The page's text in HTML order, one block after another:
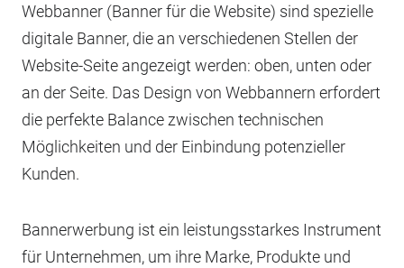
Webbanner (Banner für die Website) sind spezielle
digitale Banner, die an verschiedenen Stellen der
Website-Seite angezeigt werden: oben, unten oder
an der Seite. Das Design von Webbannern erfordert
die perfekte Balance zwischen technischen
Möglichkeiten und der Einbindung potenzieller
Kunden.
Bannerwerbung ist ein leistungsstarkes Instrument
für Unternehmen, um ihre Marke, Produkte und